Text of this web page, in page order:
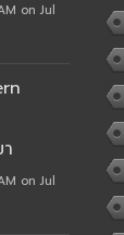
on Jul
on Jul